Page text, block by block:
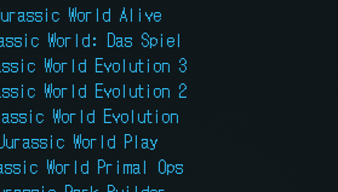
World Alive
World: Das Spiel
World Evolution 3
World Evolution 2
World Evolution
World Play
World Primal Ops